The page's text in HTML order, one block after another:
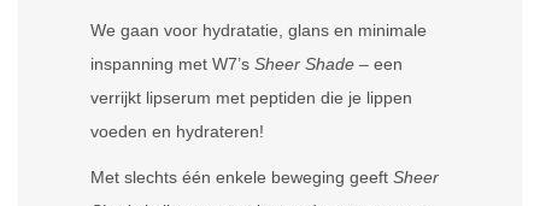
We gaan voor hydratatie, glans en minimale
inspanning met W7’s Sheer Shade – een
verrijkt lipserum met peptiden die je lippen
voeden en hydrateren!
Met slechts één enkele beweging geeft Sheer